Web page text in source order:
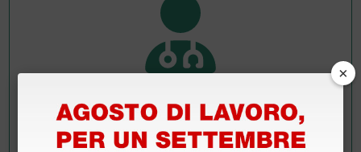
Chiedi a un collega
Hai ancora qualche dubbio? Vuoi ulteriori
×